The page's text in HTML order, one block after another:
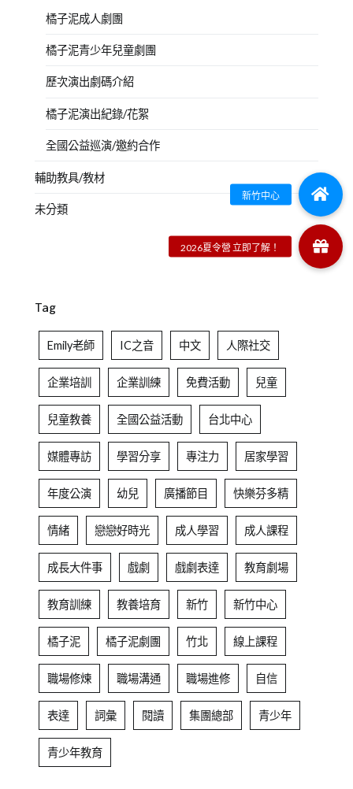
橘子泥成人劇團
橘子泥青少年兒童劇團
歷次演出劇碼介紹
橘子泥演出紀錄/花絮
全國公益巡演/邀約合作
輔助教具/教材
未分類
Tag
Emily老師 IC之音 中文 人際社交
企業培訓 企業訓練 免費活動 兒童
兒童教養 全國公益活動 台北中心
媒體專訪 學習分享 專注力 居家學習
年度公演 幼兒 廣播節目 快樂芬多精
情緒 戀戀好時光 成人學習 成人課程
成長大件事 戲劇 戲劇表達 教育劇場
教育訓練 教養培育 新竹 新竹中心
橘子泥 橘子泥劇團 竹北 線上課程
職場修煉 職場溝通 職場進修 自信
表達 詞彙 閱讀 集團總部 青少年
青少年教育